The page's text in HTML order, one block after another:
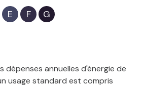
E F G
dépenses annuelles d'énergie de
usage standard est compris